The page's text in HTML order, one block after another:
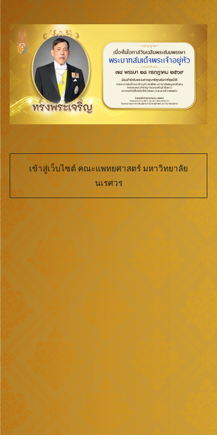
เข้าสู่เว็บไซต์ คณะแพทยศาสตร์ มหาวิทยาลัย
นเรศวร